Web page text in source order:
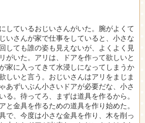
しているおじいさんがいた。腕がよくて
いさんが家で仕事をしていると、小さな
しても誰の姿も見えないが、よくよく見
がいた。アリは、ドアを作って欲しいと
家に入ってきて水浸しになってしまうか
しいと言う。おじいさんはアリをまじま
あずいぶん小さいドアが必要だな、小さ
る。待ってろ、まずは道具を作るから。
と金具を作るための道具を作り始めた。
で、今度は小さな金具を作り、木を削っ